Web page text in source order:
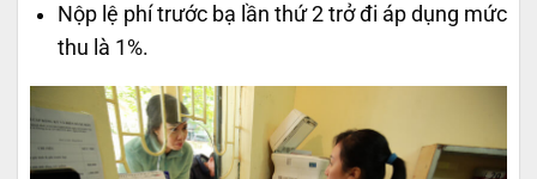
Nộp lệ phí trước bạ lần thứ 2 trở đi áp dụng mức
thu là 1%.